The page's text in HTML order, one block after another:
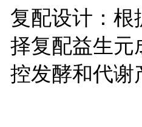
复配设计：根
择复配益生元
控发酵和代谢